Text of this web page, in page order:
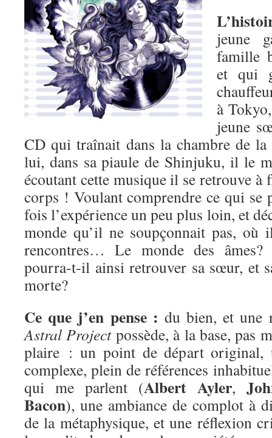
jeune
famille
et qui
à
jeune
CD qui traînait dans la chambre de
lui, dans sa piaule de Shinjuku, il le
écoutant cette musique il se retrouve à
corps ! Voulant comprendre ce qui se
fois l’expérience un peu plus loin, et
monde qu’il ne soupçonnait pas, où
rencontres… Le monde des âmes?
pourra-t-il ainsi retrouver sa sœur, et
morte?
Ce que j’en pense : du bien, et une
Astral Projectpossède, à la base, pas
plaire : un point de départ original,
complexe, plein de références
qui me parlent (Albert Ayler,
Bacon), une ambiance de complot à
de la métaphysique, et une réflexion